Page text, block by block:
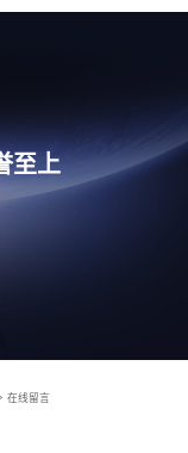
至上
在线留言